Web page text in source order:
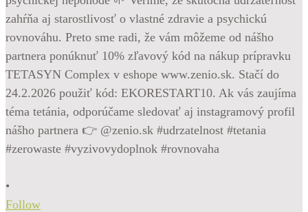
•
Follow